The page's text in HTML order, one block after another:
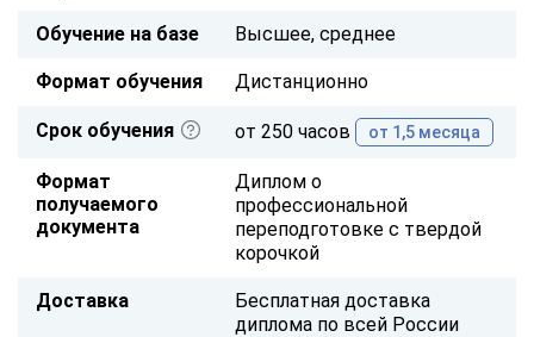
Обучение на базе Высшее, среднее
Формат обучения Дистанционно
Срок обучения от 250 часов от 1,5 месяца
Формат
получаемого
документа
Диплом о
профессиональной
переподготовке с твердой
корочкой
Доставка
Бесплатная доставка
диплома по всей России